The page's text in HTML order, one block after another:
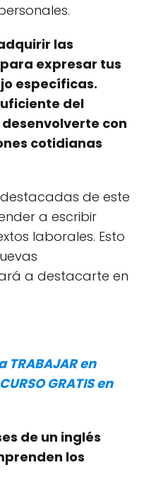
las
expresar tus
específicas.
del
con
cotidianas
de este
a escribir
laborales. Esto
a destacarte en
TRABAJAR en
GRATIS en
de un inglés
los